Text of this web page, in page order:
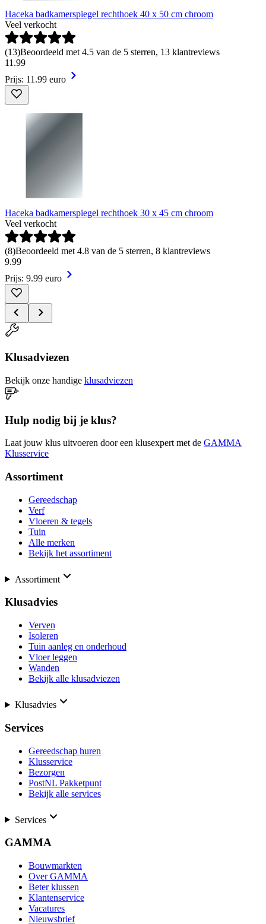
Haceka badkamerspiegel rechthoek 40 x 50 cm chroom
Veel verkocht
(13)Beoordeeld met 4.5 van de 5 sterren, 13 klantreviews
11.99
Prijs: 11.99 euro
Haceka badkamerspiegel rechthoek 30 x 45 cm chroom
Veel verkocht
(8)Beoordeeld met 4.8 van de 5 sterren, 8 klantreviews
9.99
Prijs: 9.99 euro
Klusadviezen
Bekijk onze handige klusadviezen
Hulp nodig bij je klus?
Laat jouw klus uitvoeren door een klusexpert met de GAMMA
Klusservice
Assortiment
Gereedschap
Verf
Vloeren & tegels
Tuin
Alle merken
Bekijk het assortiment
Assortiment
Klusadvies
Verven
Isoleren
Tuin aanleg en onderhoud
Vloer leggen
Wanden
Bekijk alle klusadviezen
Klusadvies
Services
Gereedschap huren
Klusservice
Bezorgen
PostNL Pakketpunt
Bekijk alle services
Services
GAMMA
Bouwmarkten
Over GAMMA
Beter klussen
Klantenservice
Vacatures
Nieuwsbrief